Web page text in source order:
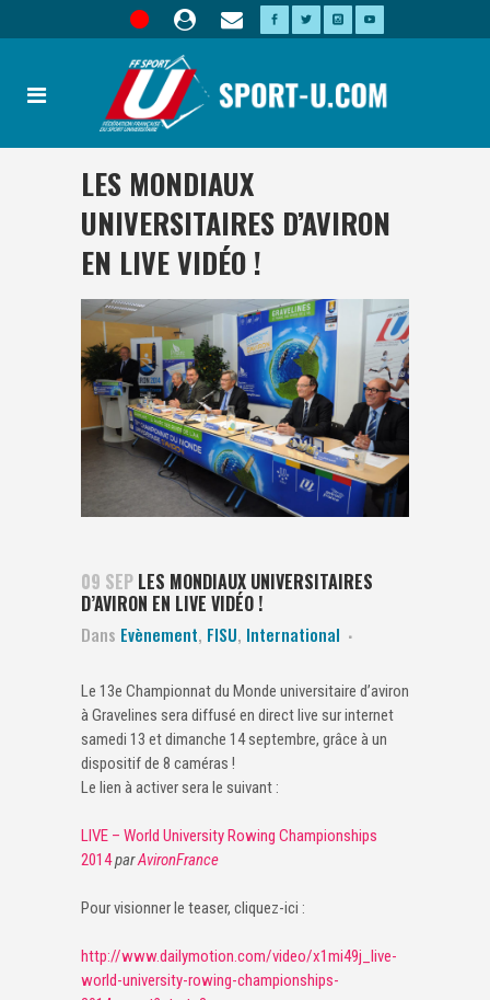
LES MONDIAUX
UNIVERSITAIRES D’AVIRON
EN LIVE VIDÉO !
09 SEP LES MONDIAUX UNIVERSITAIRES
D’AVIRON EN LIVE VIDÉO !
Dans Evènement, FISU, International
Le 13e Championnat du Monde universitaire d’aviron
à Gravelines sera diffusé en direct live sur internet
samedi 13 et dimanche 14 septembre, grâce à un
dispositif de 8 caméras !
Le lien à activer sera le suivant :
LIVE – World University Rowing Championships
2014parAvironFrance
Pour visionner le teaser, cliquez-ici :
http://www.dailymotion.com/video/x1mi49j_live-
world-university-rowing-championships-